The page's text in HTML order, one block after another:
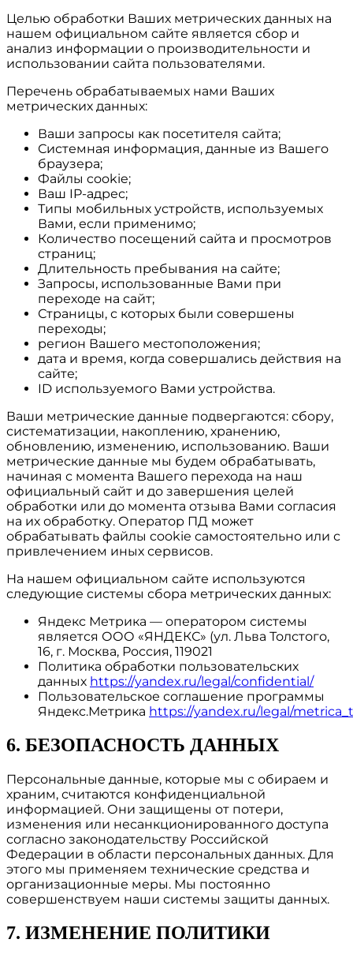
Целью обработки Ваших метрических данных на
нашем официальном сайте является сбор и
анализ информации о производительности и
использовании сайта пользователями.
Перечень обрабатываемых нами Ваших
метрических данных:
Ваши запросы как посетителя сайта;
Системная информация, данные из Вашего
браузера;
Файлы cookie;
Ваш IP-адрес;
Типы мобильных устройств, используемых
Вами, если применимо;
Количество посещений сайта и просмотров
страниц;
Длительность пребывания на сайте;
Запросы, использованные Вами при
переходе на сайт;
Страницы, с которых были совершены
переходы;
регион Вашего местоположения;
дата и время, когда совершались действия на
сайте;
ID используемого Вами устройства.
Ваши метрические данные подвергаются: сбору,
систематизации, накоплению, хранению,
обновлению, изменению, использованию. Ваши
метрические данные мы будем обрабатывать,
начиная с момента Вашего перехода на наш
официальный сайт и до завершения целей
обработки или до момента отзыва Вами согласия
на их обработку. Оператор ПД может
обрабатывать файлы cookie самостоятельно или с
привлечением иных сервисов.
На нашем официальном сайте используются
следующие системы сбора метрических данных:
Яндекс Метрика — оператором системы
является ООО «ЯНДЕКС» (ул. Льва Толстого,
16, г. Москва, Россия, 119021
Политика обработки пользовательских
данных https://yandex.ru/legal/confidential/
Пользовательское соглашение программы
Яндекс.Метрика https://yandex.ru/legal/
6. БЕЗОПАСНОСТЬ ДАННЫХ
Персональные данные, которые мы с обираем и
храним, считаются конфиденциальной
информацией. Они защищены от потери,
изменения или несанкционированного доступа
согласно законодательству Российской
Федерации в области персональных данных. Для
этого мы применяем технические средства и
организационные меры. Мы постоянно
совершенствуем наши системы защиты данных.
7. ИЗМЕНЕНИЕ ПОЛИТИКИ